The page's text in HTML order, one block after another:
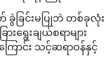
တ် ခွဲခြင်းမပြုဘဲ တစ်ခုလုံး
းရွေးချယ်စရာများ
ာင်း သင့်ဆရာဝန်နှင့်